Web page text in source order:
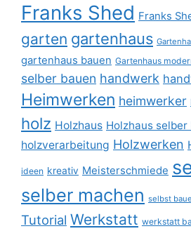
Franks Shed Franks
garten gartenhaus
gartenhaus bauen Gartenhaus
selber bauen handwerk
Heimwerken heimwerker
holz Holzhaus Holzhaus selber
holzverarbeitung Holzwerken
ideen kreativ Meisterschmiede
selber machen selbst
Tutorial Werkstatt werkstatt